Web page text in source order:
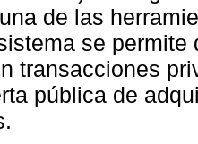
de las
se
transacciones
pública de